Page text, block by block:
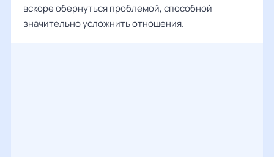
вскоре обернуться проблемой, способной
значительно усложнить отношения.